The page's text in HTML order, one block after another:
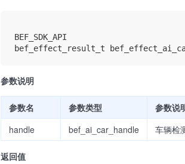
BEF_SDK_API
参数说明
参数名 参数类型
参数说
handle
bef_ai_car_handle 车辆检
返回值